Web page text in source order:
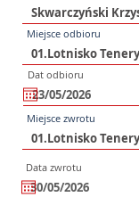
Miejsce odbioru
Dat odbioru
Miejsce zwrotu
Data zwrotu